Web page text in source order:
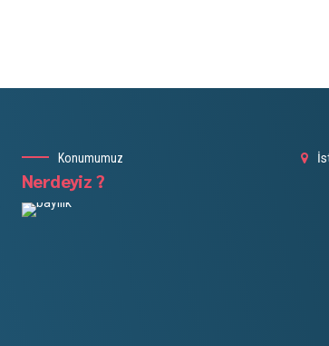
Konumumuz
Nerdeyiz ?